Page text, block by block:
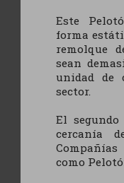
Este
forma
remolque
sean
unidad de
sector.
El
cercanía
como